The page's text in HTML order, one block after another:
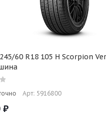
60 R18 105 H Scorpion
Арт: 5916800
₽